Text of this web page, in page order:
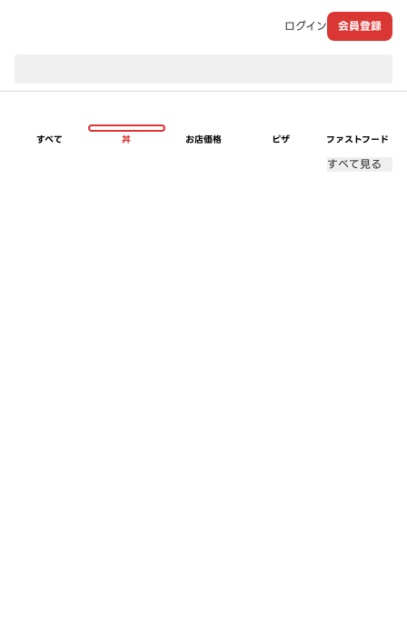
ログイン 会員登録
すべて 丼 お店価格 ピザ ファストフード
すべて見る